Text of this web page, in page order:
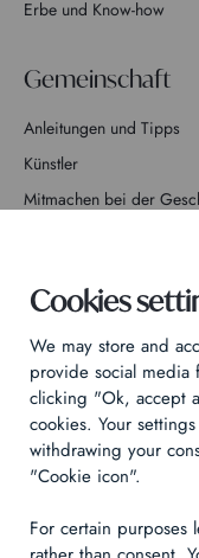
Erbe und Know-how
Gemeinschaft
Anleitungen und Tipps
Künstler
Mitmachen bei der
Datenschutzrichtlinie
Rechtliche Hinweise
Technical & Legal informations
Cookies
We may store and
provide social media
clicking "Ok, accept
cookies. Your
withdrawing your
"Cookie icon".
For certain purposes